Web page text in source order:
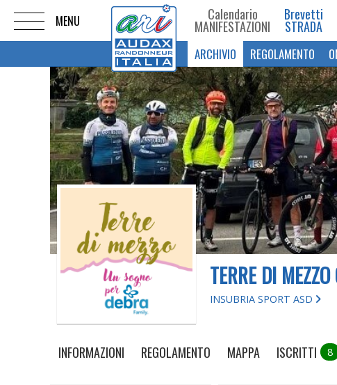
Calendario
MANIFESTAZIONI
Brevetti
STRADA
ARCHIVIO REGOLAMENTO
TERRE DI
INSUBRIA SPORT ASD
INFORMAZIONI REGOLAMENTO MAPPA ISCRITTI 8